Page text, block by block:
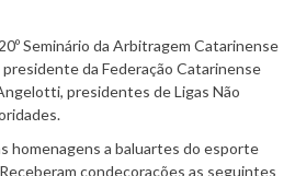
Seminário da Arbitragem Catarinense
da Federação Catarinense
presidentes de Ligas Não
homenagens a baluartes do esporte
condecorações as seguintes